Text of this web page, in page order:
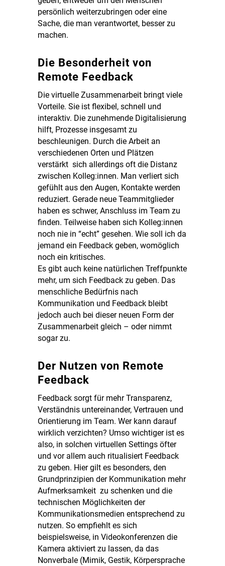
persönlich weiterzubringen oder eine
Sache, die man verantwortet, besser zu
machen.
Die Besonderheit von
Remote Feedback
Die virtuelle Zusammenarbeit bringt viele
Vorteile. Sie ist flexibel, schnell und
interaktiv. Die zunehmende Digitalisierung
hilft, Prozesse insgesamt zu
beschleunigen. Durch die Arbeit an
verschiedenen Orten und Plätzen
verstärkt sich allerdings oft die Distanz
zwischen Kolleg:innen. Man verliert sich
gefühlt aus den Augen, Kontakte werden
reduziert. Gerade neue Teammitglieder
haben es schwer, Anschluss im Team zu
finden. Teilweise haben sich Kolleg:innen
noch nie in “echt” gesehen. Wie soll ich da
jemand ein Feedback geben, womöglich
noch ein kritisches.
Es gibt auch keine natürlichen Treffpunkte
mehr, um sich Feedback zu geben. Das
menschliche Bedürfnis nach
Kommunikation und Feedback bleibt
jedoch auch bei dieser neuen Form der
Zusammenarbeit gleich – oder nimmt
sogar zu.
Der Nutzen von Remote
Feedback
Feedback sorgt für mehr Transparenz,
Verständnis untereinander, Vertrauen und
Orientierung im Team. Wer kann darauf
wirklich verzichten? Umso wichtiger ist es
also, in solchen virtuellen Settings öfter
und vor allem auch ritualisiert Feedback
zu geben. Hier gilt es besonders, den
Grundprinzipien der Kommunikation mehr
Aufmerksamkeit zu schenken und die
technischen Möglichkeiten der
Kommunikationsmedien entsprechend zu
nutzen. So empfiehlt es sich
beispielsweise, in Videokonferenzen die
Kamera aktiviert zu lassen, da das
Nonverbale (Mimik, Gestik, Körpersprache